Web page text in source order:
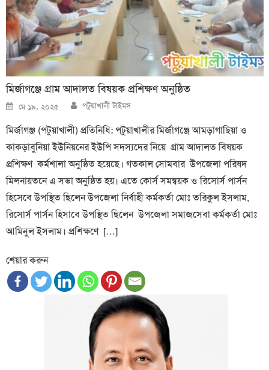
মির্জাগঞ্জে গ্রাম আদালত বিষয়ক প্রশিক্ষণ অনুষ্ঠিত
Posted
on
মে ১৯, ২০২৫ Author
পটুয়াখালী টাইমস
মির্জাগঞ্জ (পটুয়াখালী) প্রতিনিধি: পটুয়াখালীর মির্জাগঞ্জে আমড়াগাছিয়া ও
কাকড়াবুনিয়া ইউনিয়নের ইউপি সদস্যদের নিয়ে গ্রাম আদালত বিষয়ক
প্রশিক্ষণ কর্মশালা অনুষ্ঠিত হয়েছে। গতকাল সোমবার উপজেলা পরিষদ
মিলনায়তনে এ সভা অনুষ্ঠিত হয়। এতে কোর্স সমন্বয়ক ও রিসোর্স পার্সন
হিসেবে উপস্থিত ছিলেন উপজেলা নির্বাহী কর্মকর্তা মোঃ তরিকুল ইসলাম,
রিসোর্স পার্সন হিসাবে উপস্থিত ছিলেন উপজেলা সমাজসেবা কর্মকর্তা মোঃ
আমিনুল ইসলাম। প্রশিক্ষণে […]
শেয়ার করুন